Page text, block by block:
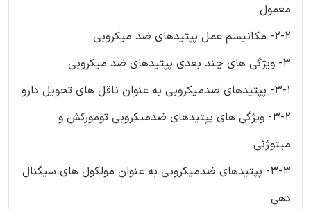
معمول
2-2- مکانیسم عمل پپتیدهای ضد میکروبی
3- ویژگی های چند بعدی پپتیدهای ضد میکروبی
3-1- پپتیدهای ضدمیکروبی به عنوان ناقل های تحویل دارو
3-2- ویژگی های پپتیدهای ضدمیکروبی تومورکش و
میتوژنی
3-3- پپتیدهای ضدمیکروبی به عنوان مولکول های سیگنال
دهی